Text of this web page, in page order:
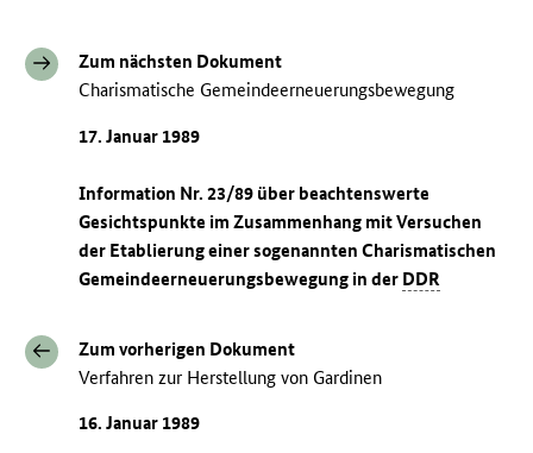
Zum nächsten Dokument
Charismatische Gemeindeerneuerungsbewegung
17. Januar 1989
Information Nr. 23/89 über beachtenswerte
Gesichtspunkte im Zusammenhang mit Versuchen
der Etablierung einer sogenannten Charismatischen
Gemeindeerneuerungsbewegung in der DDR
Zum vorherigen Dokument
Verfahren zur Herstellung von Gardinen
16. Januar 1989